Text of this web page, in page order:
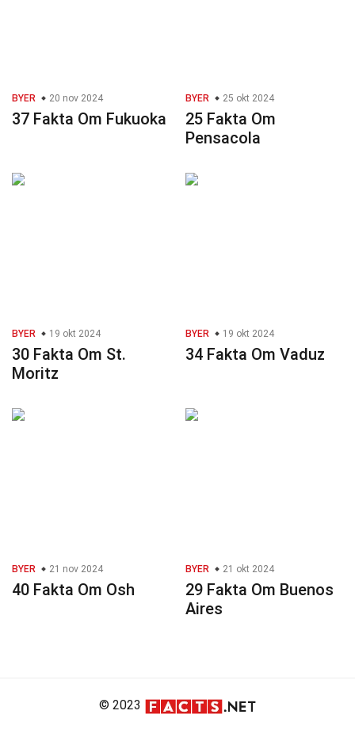
BYER 20 nov 2024
37 Fakta Om Fukuoka
BYER 25 okt 2024
25 Fakta Om
Pensacola
BYER 19 okt 2024
30 Fakta Om St.
Moritz
BYER 19 okt 2024
34 Fakta Om Vaduz
BYER 21 nov 2024
40 Fakta Om Osh
BYER 21 okt 2024
29 Fakta Om Buenos
Aires
© 2023